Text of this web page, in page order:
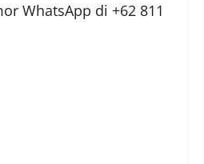
WhatsApp di +62 811